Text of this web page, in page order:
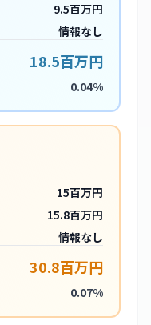
9.5百万円
情報なし
18.5百万円
0.04%
15百万円
15.8百万円
情報なし
30.8百万円
0.07%